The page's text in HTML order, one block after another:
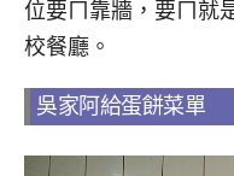
位要ㄇ靠牆，要ㄇ就
校餐廳。
吳家阿給蛋餅菜單